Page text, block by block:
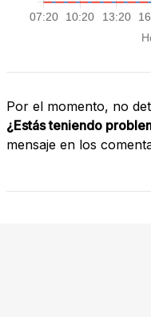
Por el momento, no
¿Estás teniendo
mensaje en los